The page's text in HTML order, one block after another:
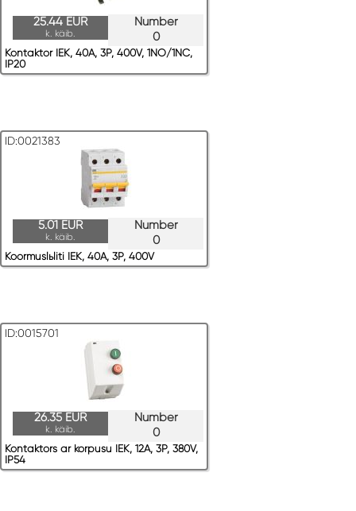
Number
0
25.44 EUR
k. käib.
Kontaktor IEK, 40A, 3P, 400V, 1NO/1NC,
IP20
ID:0021383
Number
0
5.01 EUR
k. käib.
Koormuslьliti IEK, 40A, 3P, 400V
ID:0015701
Number
0
26.35 EUR
k. käib.
Kontaktors ar korpusu IEK, 12A, 3P, 380V,
IP54